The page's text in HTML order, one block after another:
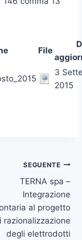
File
3
2015
SEGUENTE
TERNA spa –
Integrazione
al progetto
razionalizzazione
degli elettrodotti